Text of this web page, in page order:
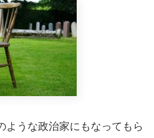
ような政治家にもなってもら